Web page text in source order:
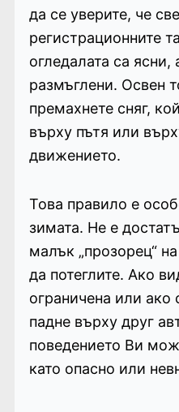
да се уверите, че
регистрационните
огледалата са
размъглени. Освен
премахнете сняг,
върху пътя или
движението.
Това правило е
зимата. Не е
малък „прозорец“
да потеглите. Ако
ограничена или ако
падне върху друг
поведението Ви
като опасно или